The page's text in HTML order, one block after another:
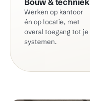
Werken op kantoor
én op locatie, met
overal toegang tot je
systemen.